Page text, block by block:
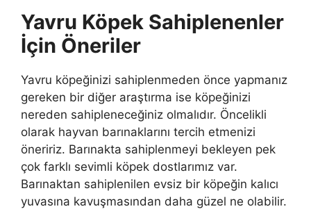
Yavru Köpek Sahiplenenler
İçin Öneriler
Yavru köpeğinizi sahiplenmeden önce yapmanız
gereken bir diğer araştırma ise köpeğinizi
nereden sahipleneceğiniz olmalıdır. Öncelikli
olarak hayvan barınaklarını tercih etmenizi
öneririz. Barınakta sahiplenmeyi bekleyen pek
çok farklı sevimli köpek dostlarımız var.
Barınaktan sahiplenilen evsiz bir köpeğin kalıcı
yuvasına kavuşmasından daha güzel ne olabilir.